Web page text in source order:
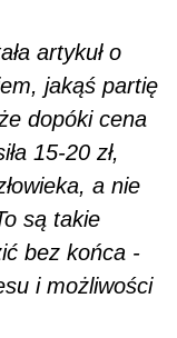
artykuł o
jakąś partię
dopóki cena
15-20 zł,
a nie
są takie
bez końca -
i możliwości